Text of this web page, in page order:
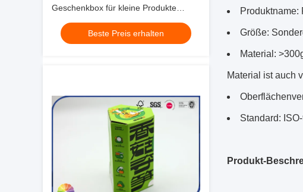
Geschenkbox für kleine Produkte
Flachgehäuse Pappschachteln
Beste Preis erhalten
Größe:
Material:
Material ist auch
Standard:
Produkt-